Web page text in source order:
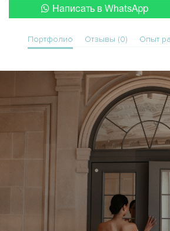
Написать в WhatsApp
Портфолио Отзывы (0) Опыт